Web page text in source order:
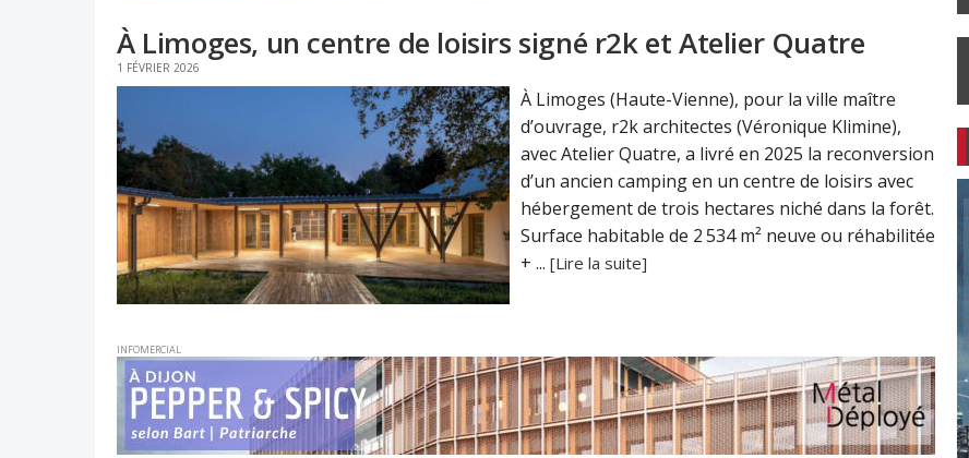
À Limoges, un centre de loisirs signé r2k et Atelier Quatre
1 FÉVRIER 2026
À Limoges (Haute-Vienne), pour la ville maître
d’ouvrage, r2k architectes (Véronique Klimine),
avec Atelier Quatre, a livré en 2025 la reconversion
d’un ancien camping en un centre de loisirs avec
hébergement de trois hectares niché dans la forêt.
Surface habitable de 2 534 m² neuve ou réhabilitée
+ ... [Lire la suite]
INFOMERCIAL